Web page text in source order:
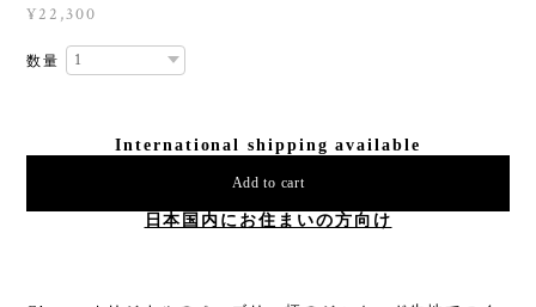
¥22,300
数量
International shipping available
Add to cart
日本国内にお住まいの方向け